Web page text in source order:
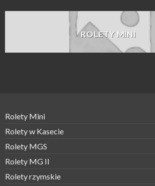
ROLETY MINI
Rolety Mini
Rolety w Kasecie
Rolety MGS
Rolety MG II
Rolety rzymskie